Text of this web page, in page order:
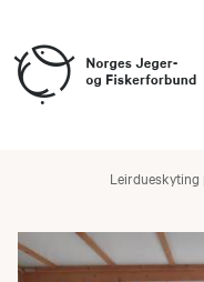
Leirdueskyting